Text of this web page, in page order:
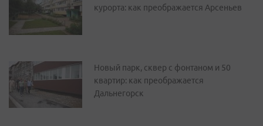
курорта: как преображается Арсеньев
Новый парк, сквер с фонтаном и 50
квартир: как преображается
Дальнегорск